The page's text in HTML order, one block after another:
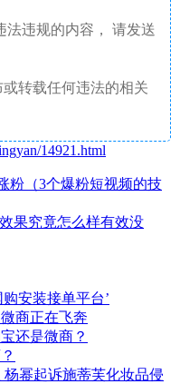
法违规的内容， 请发送
转载任何违法的相关
14921.html
粉（3个爆粉短视频的技
果究竟怎么样有效没
安装接单平台’
商正在飞奔
还是微商？
幂起诉施蒂芙化妆品侵